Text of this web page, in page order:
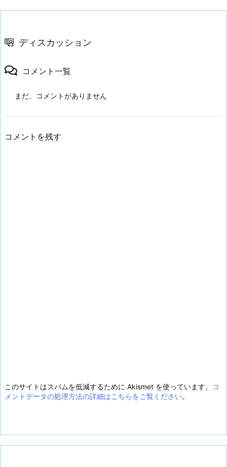
ディスカッション
コメント一覧
まだ、コメントがありません
コメントを残す
このサイトはスパムを低減するために Akismet を使っています。
コ
メントデータの処理方法の詳細はこちらをご覧ください。